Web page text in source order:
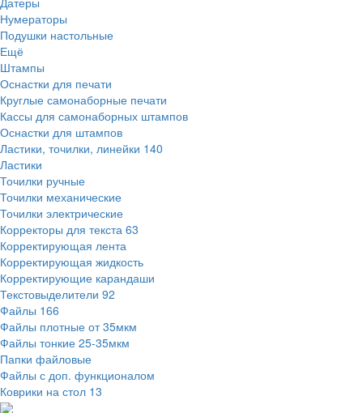
Нумераторы
Подушки настольные
Ещё
Штампы
Оснастки для печати
Круглые самонаборные печати
Кассы для самонаборных штампов
Оснастки для штампов
Ластики, точилки, линейки 140
Ластики
Точилки ручные
Точилки механические
Точилки электрические
Корректоры для текста 63
Корректирующая лента
Корректирующая жидкость
Корректирующие карандаши
Текстовыделители 92
Файлы 166
Файлы плотные от 35мкм
Файлы тонкие 25-35мкм
Папки файловые
Файлы с доп. функционалом
Коврики на стол 13